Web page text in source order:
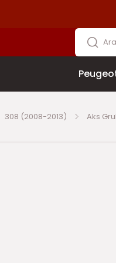
308 (2008-2013) Aks